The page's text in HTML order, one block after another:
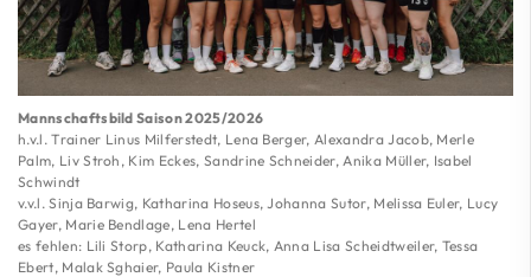
Mannschaftsbild Saison 2025/2026
h.v.l. Trainer Linus Milferstedt, Lena Berger, Alexandra Jacob, Merle
Palm, Liv Stroh, Kim Eckes, Sandrine Schneider, Anika Müller, Isabel
Schwindt
v.v.l. Sinja Barwig, Katharina Hoseus, Johanna Sutor, Melissa Euler, Lucy
Gayer, Marie Bendlage, Lena Hertel
es fehlen: Lili Storp, Katharina Keuck, Anna Lisa Scheidtweiler, Tessa
Ebert, Malak Sghaier, Paula Kistner